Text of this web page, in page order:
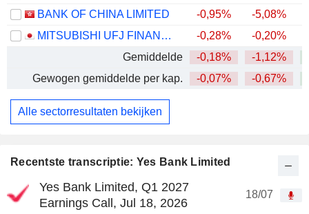
Recentste transcriptie: Yes Bank Limited
Yes Bank Limited, Q1 2027
Earnings Call, Jul 18, 2026
18/07
BANK OF CHINA LIMITED
-0,95% -5,08%
MITSUBISHI UFJ FINANCIAL GROUP, INC.
-0,28% -0,20%
Gemiddelde
-0,18% -1,12%
Gewogen gemiddelde per kap.
-0,07% -0,67%
Alle sectorresultaten bekijken